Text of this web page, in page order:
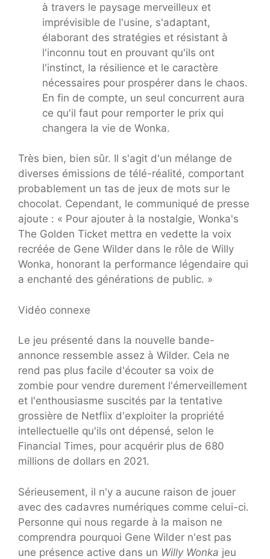
à travers le paysage merveilleux et
imprévisible de l'usine, s'adaptant,
élaborant des stratégies et résistant à
l'inconnu tout en prouvant qu'ils ont
l'instinct, la résilience et le caractère
nécessaires pour prospérer dans le chaos.
En fin de compte, un seul concurrent aura
ce qu'il faut pour remporter le prix qui
changera la vie de Wonka.
Très bien, bien sûr. Il s'agit d'un mélange de
diverses émissions de télé-réalité, comportant
probablement un tas de jeux de mots sur le
chocolat. Cependant, le communiqué de presse
ajoute : « Pour ajouter à la nostalgie, Wonka's
The Golden Ticket mettra en vedette la voix
recréée de Gene Wilder dans le rôle de Willy
Wonka, honorant la performance légendaire qui
a enchanté des générations de public. »
Vidéo connexe
Le jeu présenté dans la nouvelle bande-
annonce ressemble assez à Wilder. Cela ne
rend pas plus facile d'écouter sa voix de
zombie pour vendre durement l'émerveillement
et l'enthousiasme suscités par la tentative
grossière de Netflix d'exploiter la propriété
intellectuelle qu'ils ont dépensé, selon le
Financial Times, pour acquérir plus de 680
millions de dollars en 2021.
Sérieusement, il n'y a aucune raison de jouer
avec des cadavres numériques comme celui-ci.
Personne qui nous regarde à la maison ne
comprendra pourquoi Gene Wilder n'est pas
une présence active dans un Willy Wonka jeu